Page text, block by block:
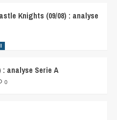
Knights (09/08) : analyse
: analyse Serie A
0